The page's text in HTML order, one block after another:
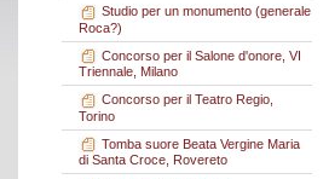
Studio per un monumento (generale
Roca?)
Concorso per il Salone d'onore, VI
Triennale, Milano
Concorso per il Teatro Regio,
Torino
Tomba suore Beata Vergine Maria
di Santa Croce, Rovereto